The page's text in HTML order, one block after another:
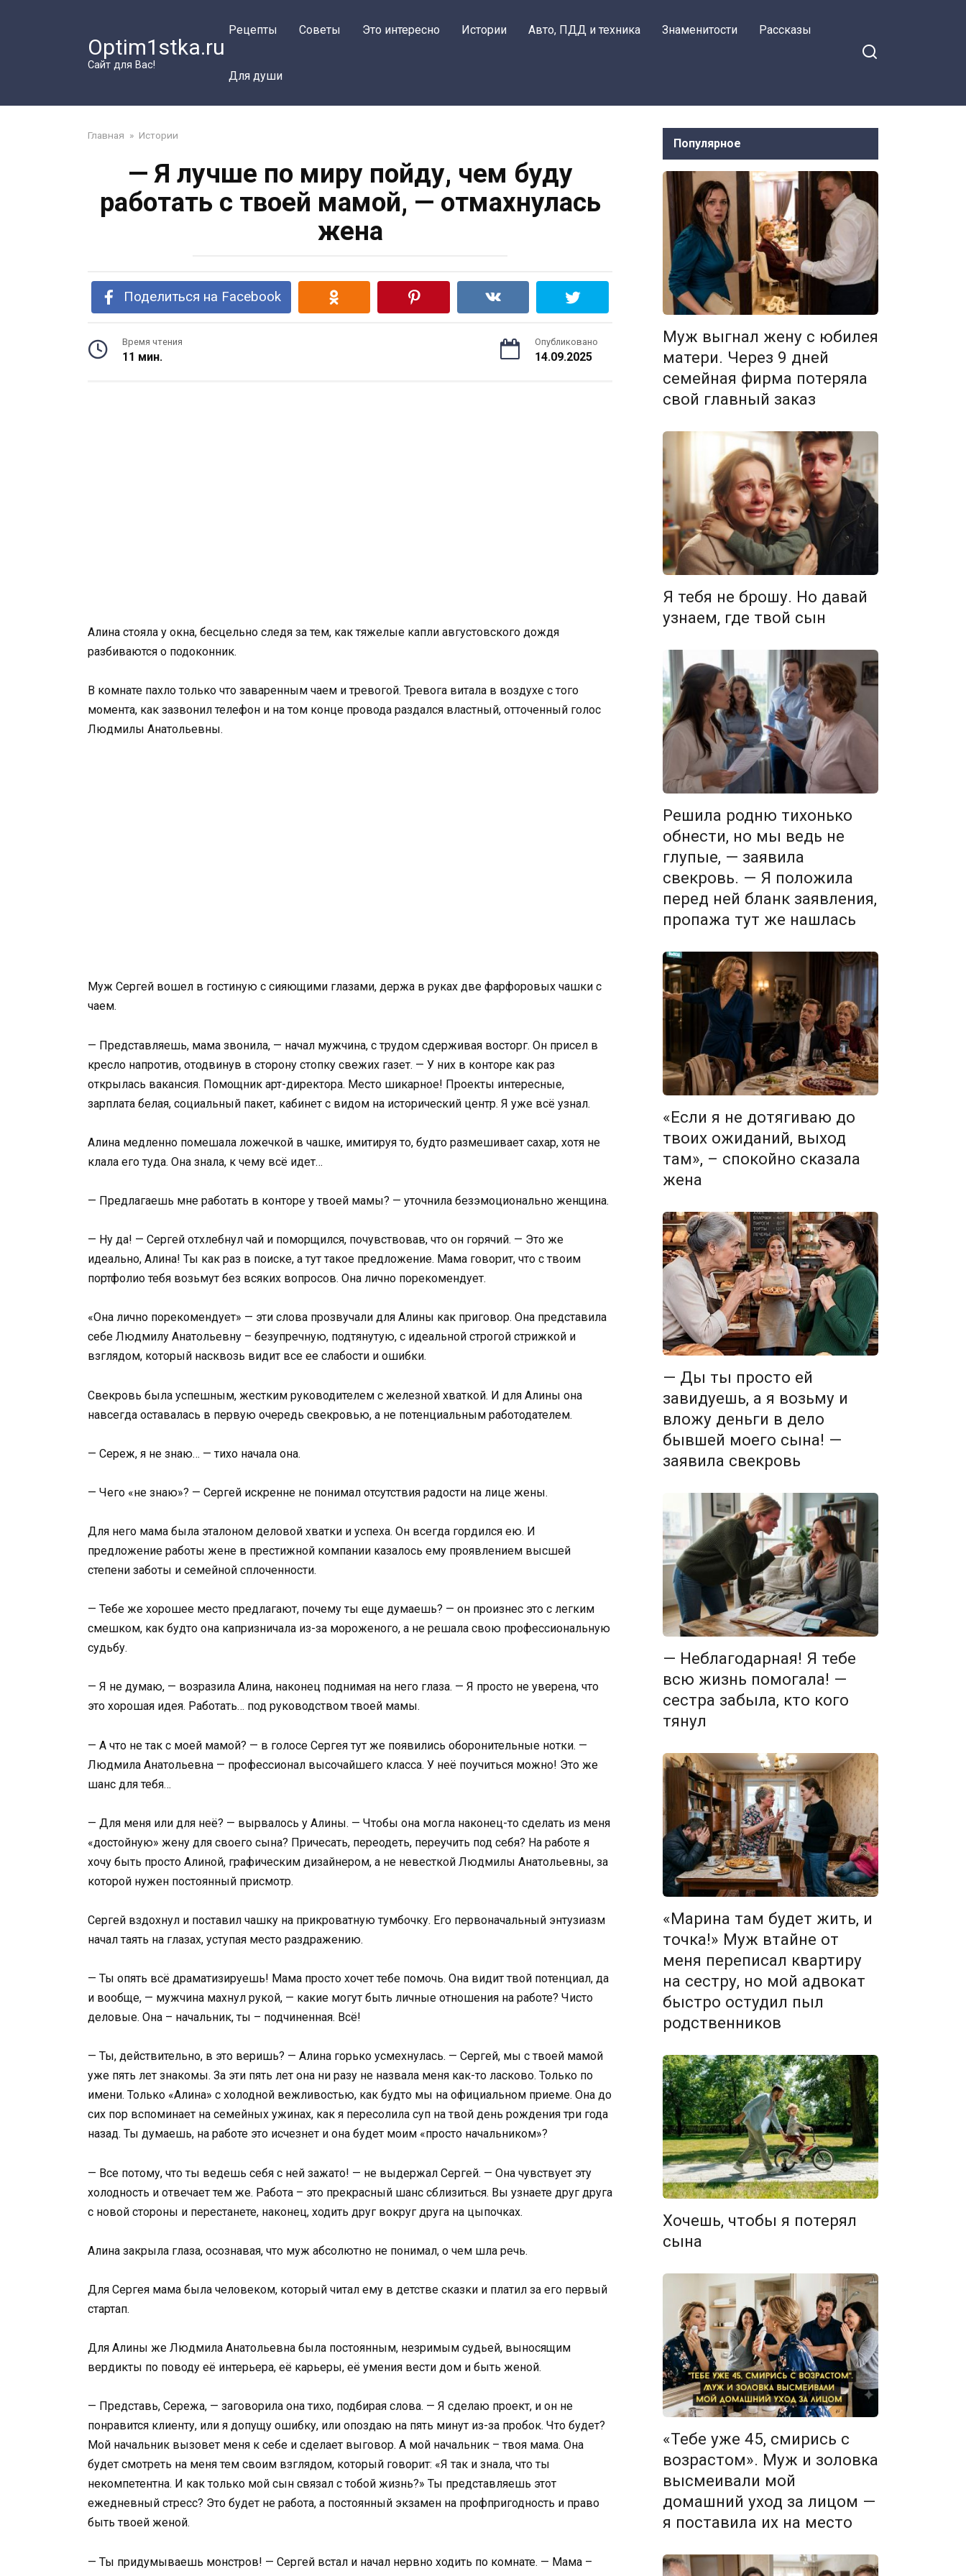
Optim1stka.ru
Сайт для Вас!
Рецепты Советы Это интересно Истории Авто, ПДД и техника Знаменитости Рассказы
Для души
Главная » Истории
— Я лучше по миру пойду, чем буду
работать с твоей мамой, — отмахнулась
жена
Поделиться на Facebook
Время чтения
11 мин.
Опубликовано
14.09.2025
Алина стояла у окна, бесцельно следя за тем, как тяжелые капли августовского дождя
разбиваются о подоконник.
В комнате пахло только что заваренным чаем и тревогой. Тревога витала в воздухе с того
момента, как зазвонил телефон и на том конце провода раздался властный, отточенный голос
Людмилы Анатольевны.
Муж Сергей вошел в гостиную с сияющими глазами, держа в руках две фарфоровых чашки с
чаем.
— Представляешь, мама звонила, — начал мужчина, с трудом сдерживая восторг. Он присел в
кресло напротив, отодвинув в сторону стопку свежих газет. — У них в конторе как раз
открылась вакансия. Помощник арт-директора. Место шикарное! Проекты интересные,
зарплата белая, социальный пакет, кабинет с видом на исторический центр. Я уже всё узнал.
Алина медленно помешала ложечкой в чашке, имитируя то, будто размешивает сахар, хотя не
клала его туда. Она знала, к чему всё идет…
— Предлагаешь мне работать в конторе у твоей мамы? — уточнила безэмоционально женщина.
— Ну да! — Сергей отхлебнул чай и поморщился, почувствовав, что он горячий. — Это же
идеально, Алина! Ты как раз в поиске, а тут такое предложение. Мама говорит, что с твоим
портфолио тебя возьмут без всяких вопросов. Она лично порекомендует.
«Она лично порекомендует» — эти слова прозвучали для Алины как приговор. Она представила
себе Людмилу Анатольевну – безупречную, подтянутую, с идеальной строгой стрижкой и
взглядом, который насквозь видит все ее слабости и ошибки.
Свекровь была успешным, жестким руководителем с железной хваткой. И для Алины она
навсегда оставалась в первую очередь свекровью, а не потенциальным работодателем.
— Сереж, я не знаю… — тихо начала она.
— Чего «не знаю»? — Сергей искренне не понимал отсутствия радости на лице жены.
Для него мама была эталоном деловой хватки и успеха. Он всегда гордился ею. И
предложение работы жене в престижной компании казалось ему проявлением высшей
степени заботы и семейной сплоченности.
— Тебе же хорошее место предлагают, почему ты еще думаешь? — он произнес это с легким
смешком, как будто она капризничала из-за мороженого, а не решала свою профессиональную
судьбу.
— Я не думаю, — возразила Алина, наконец поднимая на него глаза. — Я просто не уверена, что
это хорошая идея. Работать… под руководством твоей мамы.
— А что не так с моей мамой? — в голосе Сергея тут же появились оборонительные нотки. —
Людмила Анатольевна — профессионал высочайшего класса. У неё поучиться можно! Это же
шанс для тебя…
— Для меня или для неё? — вырвалось у Алины. — Чтобы она могла наконец-то сделать из меня
«достойную» жену для своего сына? Причесать, переодеть, переучить под себя? На работе я
хочу быть просто Алиной, графическим дизайнером, а не невесткой Людмилы Анатольевны, за
которой нужен постоянный присмотр.
Сергей вздохнул и поставил чашку на прикроватную тумбочку. Его первоначальный энтузиазм
начал таять на глазах, уступая место раздражению.
— Ты опять всё драматизируешь! Мама просто хочет тебе помочь. Она видит твой потенциал, да
и вообще, — мужчина махнул рукой, — какие могут быть личные отношения на работе? Чисто
деловые. Она – начальник, ты – подчиненная. Всё!
— Ты, действительно, в это веришь? — Алина горько усмехнулась. — Сергей, мы с твоей мамой
уже пять лет знакомы. За эти пять лет она ни разу не назвала меня как-то ласково. Только по
имени. Только «Алина» с холодной вежливостью, как будто мы на официальном приеме. Она до
сих пор вспоминает на семейных ужинах, как я пересолила суп на твой день рождения три года
назад. Ты думаешь, на работе это исчезнет и она будет моим «просто начальником»?
— Все потому, что ты ведешь себя с ней зажато! — не выдержал Сергей. — Она чувствует эту
холодность и отвечает тем же. Работа – это прекрасный шанс сблизиться. Вы узнаете друг друга
с новой стороны и перестанете, наконец, ходить друг вокруг друга на цыпочках.
Алина закрыла глаза, осознавая, что муж абсолютно не понимал, о чем шла речь.
Для Сергея мама была человеком, который читал ему в детстве сказки и платил за его первый
стартап.
Для Алины же Людмила Анатольевна была постоянным, незримым судьей, выносящим
вердикты по поводу её интерьера, её карьеры, её умения вести дом и быть женой.
— Представь, Сережа, — заговорила она тихо, подбирая слова. — Я сделаю проект, и он не
понравится клиенту, или я допущу ошибку, или опоздаю на пять минут из-за пробок. Что будет?
Мой начальник вызовет меня к себе и сделает выговор. А мой начальник – твоя мама. Она
будет смотреть на меня тем своим взглядом, который говорит: «Я так и знала, что ты
некомпетентна. И как только мой сын связал с тобой жизнь?» Ты представляешь этот
ежедневный стресс? Это будет не работа, а постоянный экзамен на профпригодность и право
быть твоей женой.
— Ты придумываешь монстров! — Сергей встал и начал нервно ходить по комнате. — Мама –
Популярное
Муж выгнал жену с юбилея
матери. Через 9 дней
семейная фирма потеряла
свой главный заказ
Я тебя не брошу. Но давай
узнаем, где твой сын
Решила родню тихонько
обнести, но мы ведь не
глупые, — заявила
свекровь. — Я положила
перед ней бланк заявления,
пропажа тут же нашлась
«Если я не дотягиваю до
твоих ожиданий, выход
там», – спокойно сказала
жена
— Ды ты просто ей
завидуешь, а я возьму и
вложу деньги в дело
бывшей моего сына! —
заявила свекровь
— Неблагодарная! Я тебе
всю жизнь помогала! —
сестра забыла, кто кого
тянул
«Марина там будет жить, и
точка!» Муж втайне от
меня переписал квартиру
на сестру, но мой адвокат
быстро остудил пыл
родственников
Хочешь, чтобы я потерял
сына
«Тебе уже 45, смирись с
возрастом». Муж и золовка
высмеивали мой
домашний уход за лицом —
я поставила их на место